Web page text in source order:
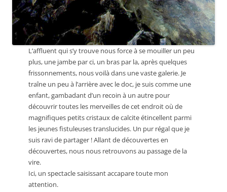
L’affluent qui s’y trouve nous force à se mouiller un peu
plus, une jambe par ci, un bras par la, après quelques
frissonnements, nous voilà dans une vaste galerie. Je
traîne un peu à l’arrière avec le doc, je suis comme une
enfant, gambadant d’un recoin à un autre pour
découvrir toutes les merveilles de cet endroit où de
magnifiques petits cristaux de calcite étincellent parmi
les jeunes fistuleuses translucides. Un pur régal que je
suis ravi de partager ! Allant de découvertes en
découvertes, nous nous retrouvons au passage de la
vire.
Ici, un spectacle saisissant accapare toute mon
attention.